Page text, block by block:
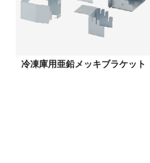
冷凍庫用亜鉛メッキブラケット